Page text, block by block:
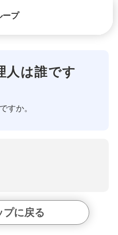
人は誰です
すか。
プに戻る